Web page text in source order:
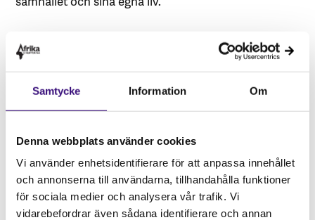
Samtycke Information Om
Denna webbplats använder cookies
Vi använder enhetsidentifierare för att anpassa innehållet
och annonserna till användarna, tillhandahålla funktioner
för sociala medier och analysera vår trafik. Vi
vidarebefordrar även sådana identifierare och annan
Läs eller ladda ned rapporterna:
Tag plats! Rapport (2018)
Ladda ned eller högerklicka för att läsa digitalt (2
Mb)